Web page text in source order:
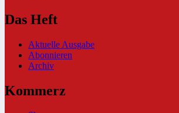
Das Heft
Aktuelle Ausgabe
Abonnieren
Archiv
Kommerz